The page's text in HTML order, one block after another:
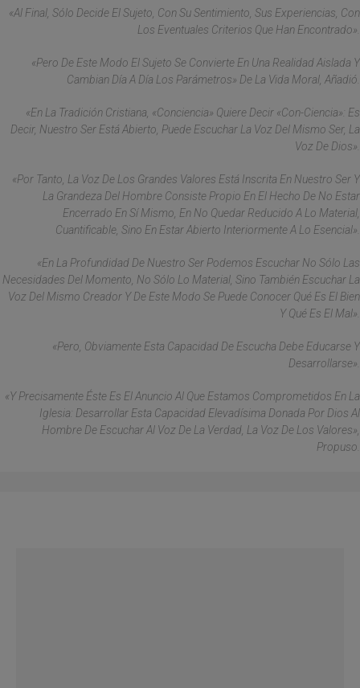
«Al Final, Sólo Decide El Sujeto, Con Su Sentimiento, Sus Experiencias, Con
Los Eventuales Criterios Que Han Encontrado».
«Pero De Este Modo El Sujeto Se Convierte En Una Realidad Aislada Y
Cambian Día A Día Los Parámetros» De La Vida Moral, Añadió.
«En La Tradición Cristiana, «conciencia» Quiere Decir «con-Ciencia»: Es
Decir, Nuestro Ser Está Abierto, Puede Escuchar La Voz Del Mismo Ser, La
Voz De Dios».
«Por Tanto, La Voz De Los Grandes Valores Está Inscrita En Nuestro Ser Y
La Grandeza Del Hombre Consiste Propio En El Hecho De No Estar
Encerrado En Sí Mismo, En No Quedar Reducido A Lo Material,
Cuantificable, Sino En Estar Abierto Interiormente A Lo Esencial».
«En La Profundidad De Nuestro Ser Podemos Escuchar No Sólo Las
Necesidades Del Momento, No Sólo Lo Material, Sino También Escuchar La
Voz Del Mismo Creador Y De Este Modo Se Puede Conocer Qué Es El Bien
Y Qué Es El Mal».
«Pero, Obviamente Esta Capacidad De Escucha Debe Educarse Y
Desarrollarse».
«Y Precisamente Éste Es El Anuncio Al Que Estamos Comprometidos En La
Iglesia: Desarrollar Esta Capacidad Elevadísima Donada Por Dios Al
Hombre De Escuchar Al Voz De La Verdad, La Voz De Los Valores»,
Propuso.